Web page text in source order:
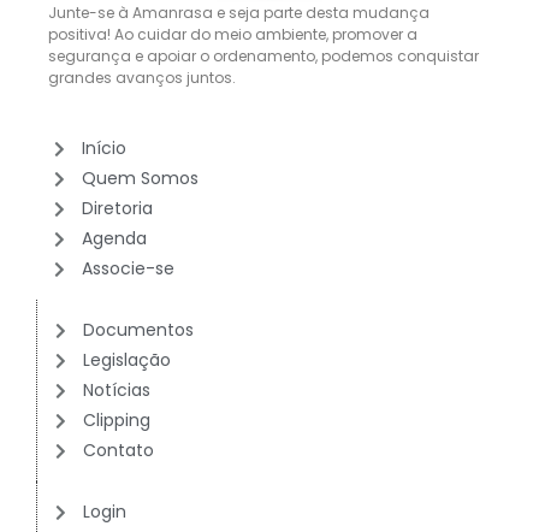
Junte-se à Amanrasa e seja parte desta mudança
positiva! Ao cuidar do meio ambiente, promover a
segurança e apoiar o ordenamento, podemos conquistar
grandes avanços juntos.
Início
Quem Somos
Diretoria
Agenda
Associe-se
Documentos
Legislação
Notícias
Clipping
Contato
Login